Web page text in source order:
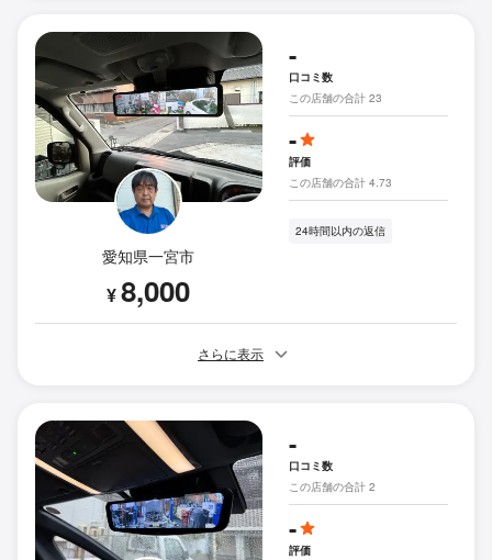
愛知県一宮市
¥8,000
-
口コミ数
この店舗の合計 23
-
評価
この店舗の合計 4.73
24時間以内の返信
さらに表示
-
口コミ数
この店舗の合計 2
-
評価